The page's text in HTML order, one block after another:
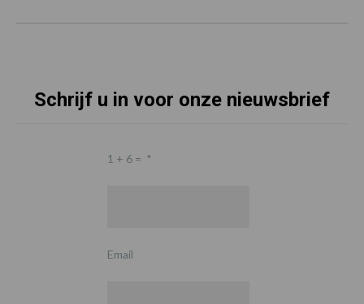
Schrijf u in voor onze nieuwsbrief
1 + 6 = *
Email